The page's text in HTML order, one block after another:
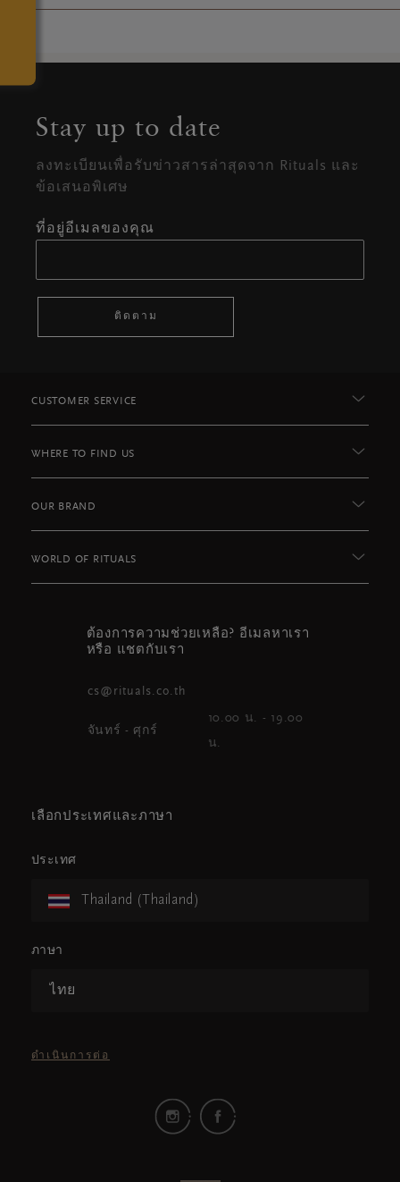
Stay up to date
ลงทะเบียนเพื่อรับข่าวสารล่าสุดจาก Rituals และ
ข้อเสนอพิเศษ
ที่อยู่อีเมลของคุณ
ติดตาม
CUSTOMER SERVICE
WHERE TO FIND US
OUR BRAND
WORLD OF RITUALS
ต้องการความช่วยเหลือ? อีเมลหาเรา
หรือ แชตกับเรา
cs@rituals.co.th
จันทร์ - ศุกร์
10.00 น. - 19.00
น.
เลือกประเทศและภาษา
ประเทศ
Thailand (Thailand)
ภาษา
ไทย
ดำเนินการต่อ